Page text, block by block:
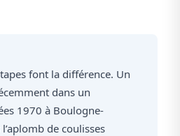
font la différence. Un
dans un
1970 à Boulogne-
de coulisses